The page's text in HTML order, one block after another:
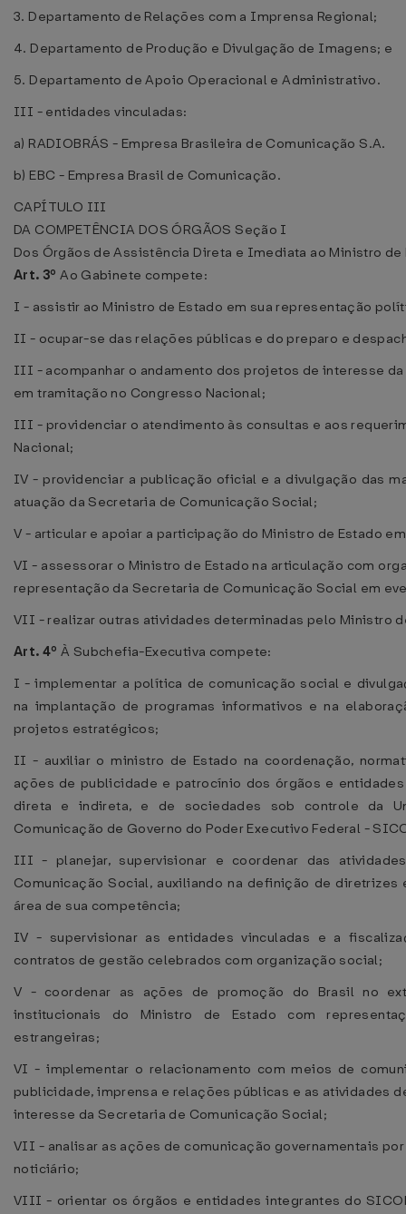
3. Departamento de Relações com a Imprensa Regional;
4. Departamento de Produção e Divulgação de Imagens; e
5. Departamento de Apoio Operacional e Administrativo.
III - entidades vinculadas:
a) RADIOBRÁS - Empresa Brasileira de Comunicação S.A.
b) EBC - Empresa Brasil de Comunicação.
CAPÍTULO III
DA COMPETÊNCIA DOS ÓRGÃOS Seção I
Dos Órgãos de Assistência Direta e Imediata ao Ministro de
Art. 3ºAo Gabinete compete:
I - assistir ao Ministro de Estado em sua representação
II - ocupar-se das relações públicas e do preparo e
III - acompanhar o andamento dos projetos de interesse
em tramitação no Congresso Nacional;
III - providenciar o atendimento às consultas e aos
Nacional;
IV - providenciar a publicação oficial e a divulgação das
atuação da Secretaria de Comunicação Social;
V - articular e apoiar a participação do Ministro de Estado
VI - assessorar o Ministro de Estado na articulação com
representação da Secretaria de Comunicação Social em
VII - realizar outras atividades determinadas pelo Ministro
Art. 4ºÀ Subchefia-Executiva compete:
I - implementar a política de comunicação social e
na implantação de programas informativos e na
projetos estratégicos;
II - auxiliar o ministro de Estado na coordenação,
ações de publicidade e patrocínio dos órgãos e
direta e indireta, e de sociedades sob controle da
Comunicação de Governo do Poder Executivo Federal -
III - planejar, supervisionar e coordenar das
Comunicação Social, auxiliando na definição de
área de sua competência;
IV - supervisionar as entidades vinculadas e a
contratos de gestão celebrados com organização social;
V - coordenar as ações de promoção do Brasil no
institucionais do Ministro de Estado com
estrangeiras;
VI - implementar o relacionamento com meios de
publicidade, imprensa e relações públicas e as atividades
interesse da Secretaria de Comunicação Social;
VII - analisar as ações de comunicação governamentais
noticiário;
VIII - orientar os órgãos e entidades integrantes do